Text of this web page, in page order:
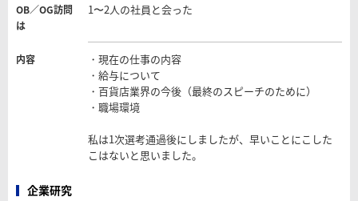
OB／OG訪問
は
1〜2人の社員と会った
内容
・現在の仕事の内容
・給与について
・百貨店業界の今後（最終のスピーチのために）
・職場環境
私は1次選考通過後にしましたが、早いことにこした
こはないと思いました。
企業研究